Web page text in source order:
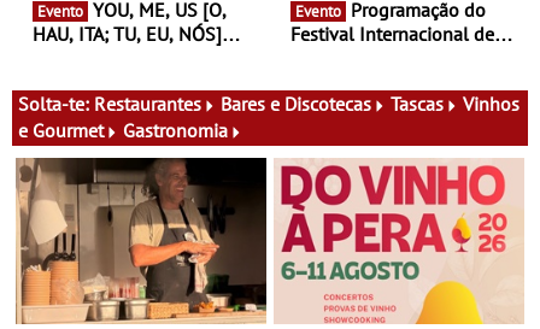
Evento
HAU, ITA; TU, EU, NÓS]
13 de Dezembro
Evento
Festival Internacional de
29 de Agosto
Solta-te: Restaurantes Bares e Discotecas Tascas
Vinhos
e Gourmet
Gastronomia